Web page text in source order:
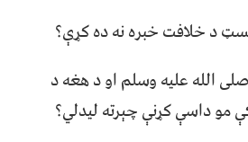
د خلافت خبره نه ده کړې؟
الله علیه وسلم او د هغه د
مو داسې کړنې چېرته لیدلي؟